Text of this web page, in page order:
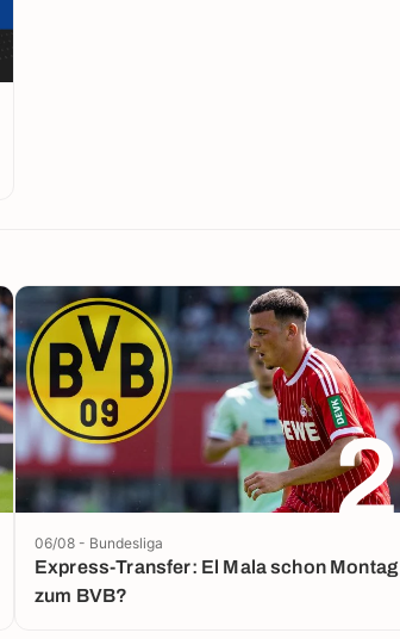
2
Express-Transfer: El Mala schon Montag
zum BVB?
06/08 - Bundesliga